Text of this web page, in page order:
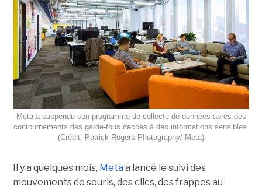
Meta a suspendu son programme de collecte de données après des
contournements des garde-fous daccès à des informations sensibles.
(Crédit: Patrick Rogers Photography/ Meta)
Il y a quelques mois, Meta a lancé le suivi des
mouvements de souris, des clics, des frappes au